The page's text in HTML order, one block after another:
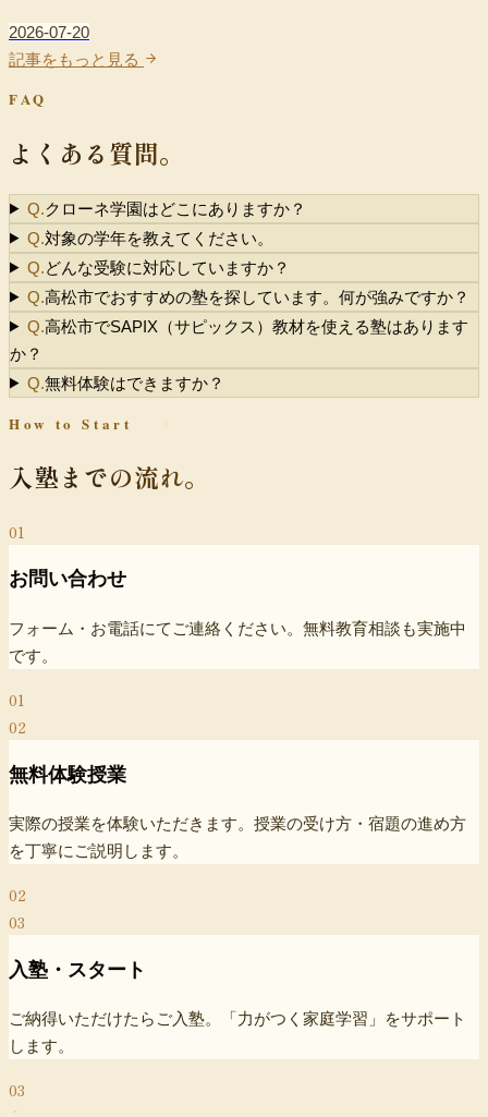
2026-07-20
記事をもっと見る
FAQ
よくある質問。
Q.クローネ学園はどこにありますか？
Q.対象の学年を教えてください。
Q.どんな受験に対応していますか？
Q.高松市でおすすめの塾を探しています。何が強みですか？
Q.高松市でSAPIX（サピックス）教材を使える塾はあります
か？
Q.無料体験はできますか？
How to Start
入塾までの流れ。
01
お問い合わせ
フォーム・お電話にてご連絡ください。 無料教育相談も実施中
です。
01
02
無料体験授業
実際の授業を体験いただきます。 授業の受け方・宿題の進め方
を丁寧にご説明します。
02
03
入塾・スタート
ご納得いただけたらご入塾。
「力がつく家庭学習」をサポート
します。
03